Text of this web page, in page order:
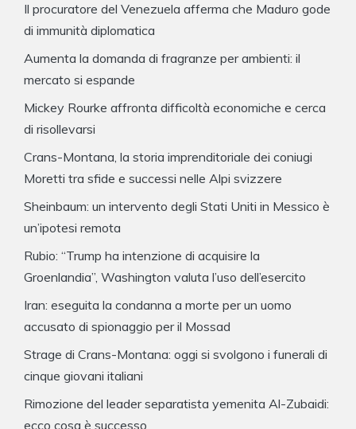
Il procuratore del Venezuela afferma che Maduro gode
di immunità diplomatica
Aumenta la domanda di fragranze per ambienti: il
mercato si espande
Mickey Rourke affronta difficoltà economiche e cerca
di risollevarsi
Crans-Montana, la storia imprenditoriale dei coniugi
Moretti tra sfide e successi nelle Alpi svizzere
Sheinbaum: un intervento degli Stati Uniti in Messico è
un’ipotesi remota
Rubio: “Trump ha intenzione di acquisire la
Groenlandia”, Washington valuta l’uso dell’esercito
Iran: eseguita la condanna a morte per un uomo
accusato di spionaggio per il Mossad
Strage di Crans-Montana: oggi si svolgono i funerali di
cinque giovani italiani
Rimozione del leader separatista yemenita Al-Zubaidi:
ecco cosa è successo